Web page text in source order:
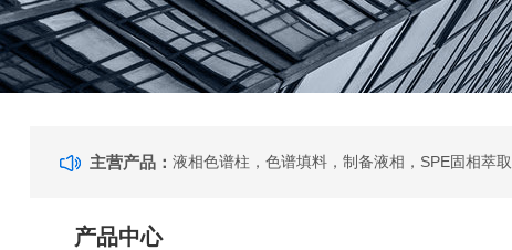
主营产品：
产品中心